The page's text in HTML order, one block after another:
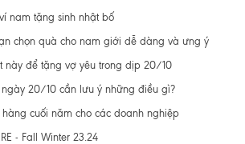
nam tặng sinh nhật bố
chọn quà cho nam giới dễ dàng và ưng ý
này để tặng vợ yêu trong dịp 20/10
20/10 cần lưu ý những điều gì?
cuối năm cho các doanh nghiệp
- Fall Winter 23.24